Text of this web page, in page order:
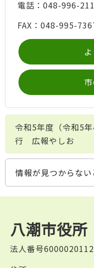
電話：048-996-
FAX：048-995-
令和5年度（令和5
行 広報やしお
情報が見つからない
八潮市役所
法人番号